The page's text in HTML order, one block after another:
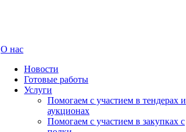
О нас
Новости
Готовые работы
Услуги
Помогаем с участием в тендерах и
аукционах
Помогаем с участием в закупках с